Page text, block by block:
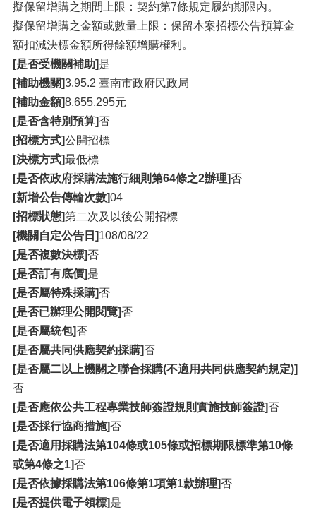
擬保留增購之期間上限：契約第7條規定履約期限內。
擬保留增購之金額或數量上限：保留本案招標公告預算金
額扣減決標金額所得餘額增購權利。
[是否受機關補助]是
[補助機關]3.95.2 臺南市政府民政局
[補助金額]8,655,295元
[是否含特別預算]否
[招標方式]公開招標
[決標方式]最低標
[是否依政府採購法施行細則第64條之2辦理]否
[新增公告傳輸次數]04
[招標狀態]第二次及以後公開招標
[機關自定公告日]108/08/22
[是否複數決標]否
[是否訂有底價]是
[是否屬特殊採購]否
[是否已辦理公開閱覽]否
[是否屬統包]否
[是否屬共同供應契約採購]否
[是否屬二以上機關之聯合採購(不適用共同供應契約規定)]
否
[是否應依公共工程專業技師簽證規則實施技師簽證]否
[是否採行協商措施]否
[是否適用採購法第104條或105條或招標期限標準第10條
或第4條之1]否
[是否依據採購法第106條第1項第1款辦理]否
[是否提供電子領標]是